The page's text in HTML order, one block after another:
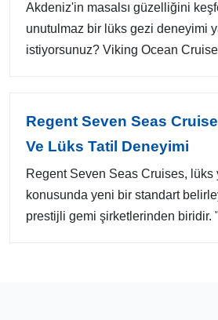
Akdeniz'in masalsı güzelliğini
unutulmaz bir lüks gezi deneyimi
istiyorsunuz? Viking Ocean
Regent Seven Seas
Ve Lüks Tatil Deneyimi
Regent Seven Seas Cruises, lüks
konusunda yeni bir standart
prestijli gemi şirketlerinden biridir.